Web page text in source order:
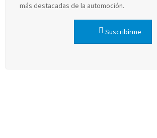
más destacadas de la automoción.
Suscribirme